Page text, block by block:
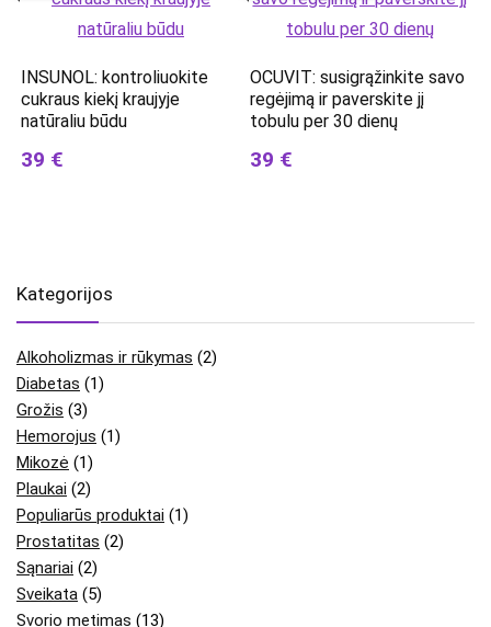
INSUNOL: kontroliuokite
cukraus kiekį kraujyje
natūraliu būdu
39 €
OCUVIT: susigrąžinkite savo
regėjimą ir paverskite jį
tobulu per 30 dienų
39 €
Kategorijos
Alkoholizmas ir rūkymas (2)
Diabetas (1)
Grožis (3)
Hemorojus (1)
Mikozė (1)
Plaukai (2)
Populiarūs produktai (1)
Prostatitas (2)
Sąnariai (2)
Sveikata (5)
Svorio metimas (13)